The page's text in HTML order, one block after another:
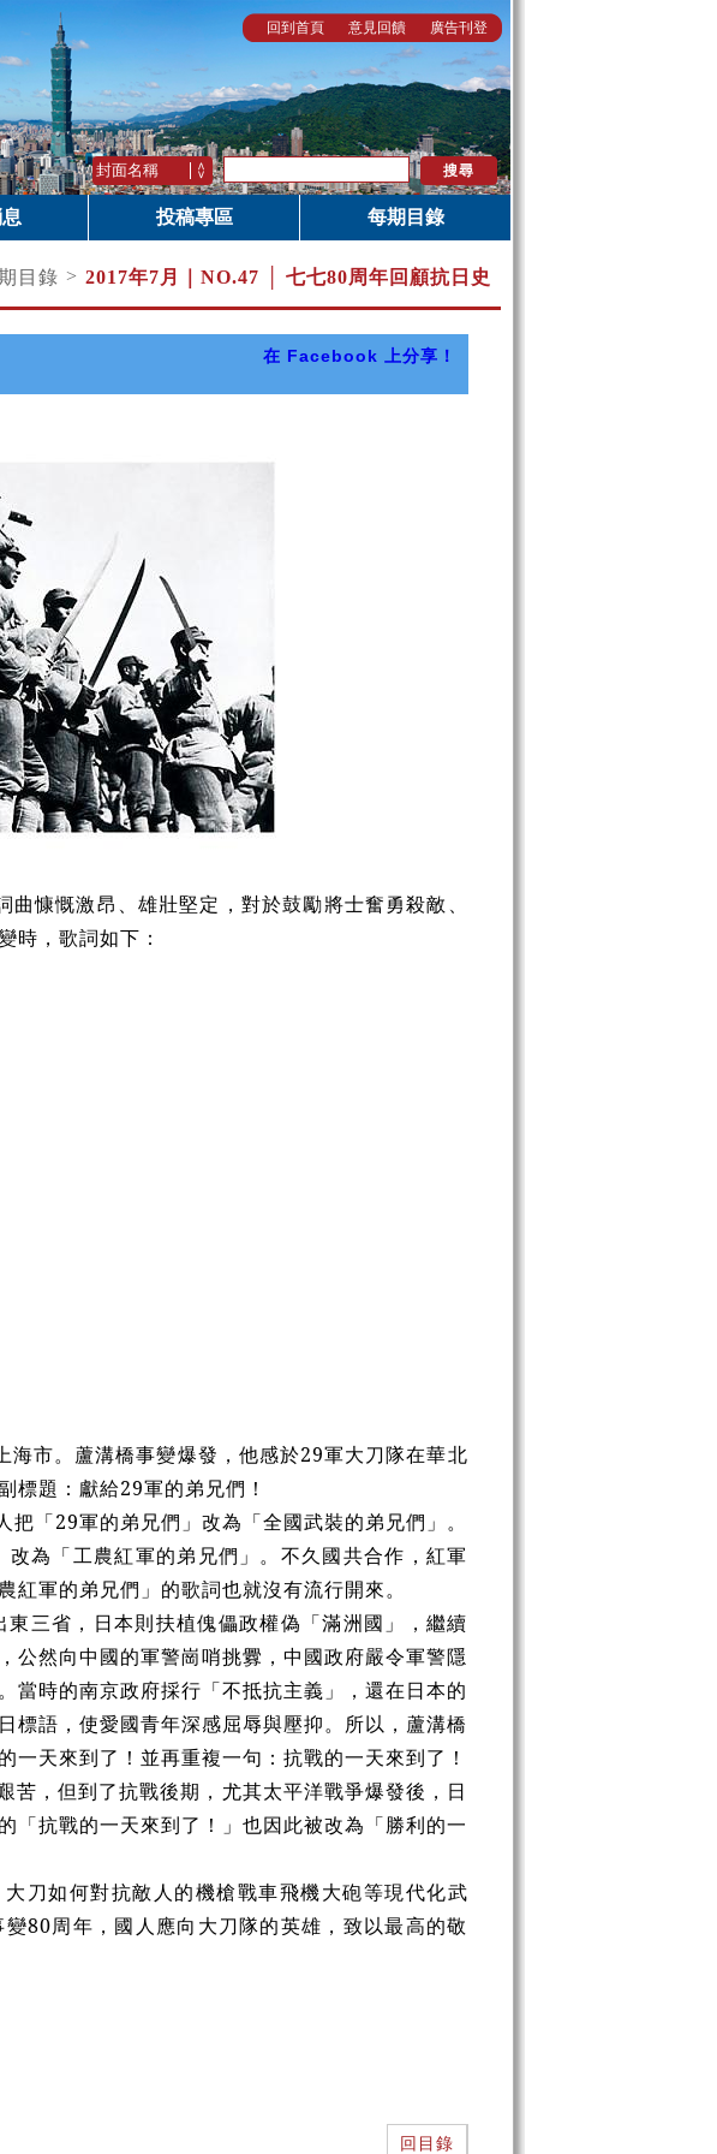
回到首頁 意見回饋 廣告刊登
投稿專區 每期目錄
目錄 > 2017年7月｜ NO.47 │ 七七80周年回顧抗日史
在 Facebook 上分享！
慷慨激昂、雄壯堅定，對於鼓勵將士奮勇殺敵、
時，歌詞如下：
市。蘆溝橋事變爆發，他感於29軍大刀隊在華北
標題：獻給29軍的弟兄們！
「29軍的弟兄們」改為「全國武裝的弟兄們」。
為「工農紅軍的弟兄們」。不久國共合作，紅軍
軍的弟兄們」的歌詞也就沒有流行開來。
三省，日本則扶植傀儡政權偽「滿洲國」，繼續
公然向中國的軍警崗哨挑釁，中國政府嚴令軍警隱
當時的南京政府採行「不抵抗主義」，還在日本的
標語，使愛國青年深感屈辱與壓抑。所以，蘆溝橋
天來到了！並再重複一句：抗戰的一天來到了！
，但到了抗戰後期，尤其太平洋戰爭爆發後，日
「抗戰的一天來到了！」也因此被改為「勝利的一
刀如何對抗敵人的機槍戰車飛機大砲等現代化武
80周年，國人應向大刀隊的英雄，致以最高的敬
回目錄